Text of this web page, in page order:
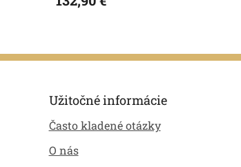
Užitočné informácie
Často kladené otázky
O nás